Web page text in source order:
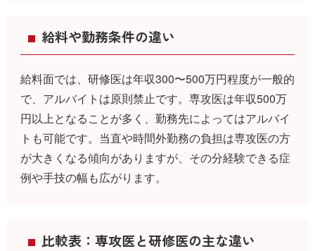
給料や勤務条件の違い
給料面では、研修医は年収300〜500万円程度が一般的
で、アルバイトは原則禁止です。専攻医は年収500万
円以上となることが多く、勤務先によってはアルバイ
トも可能です。当直や時間外勤務の負担は専攻医の方
が大きくなる傾向がありますが、その分経験できる症
例や手技の幅も広がります。
比較表：専攻医と研修医の主な違い